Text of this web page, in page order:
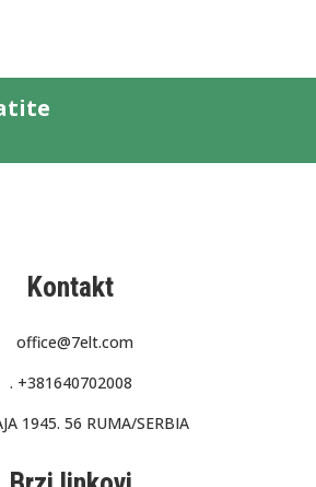
Kontakt
office@7elt.com
. +381640702008
1945. 56 RUMA/SERBIA